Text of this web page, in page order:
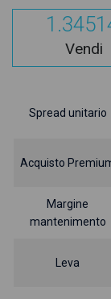
Vendi
Spread unitario
Acquisto
Margine
mantenimento
Leva